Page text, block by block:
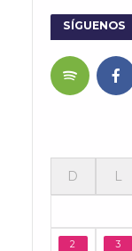
SÍGUENOS
D L
2 3